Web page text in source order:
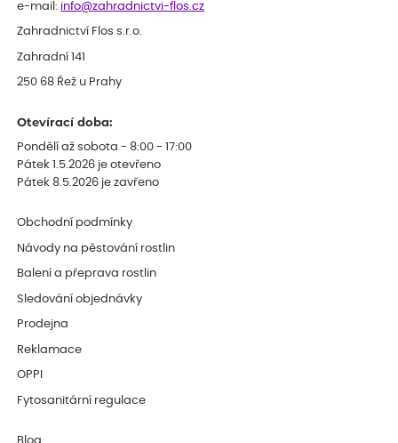
e-mail: info@zahradnictvi-flos.cz
Zahradnictví Flos s.r.o.
Zahradní 141
250 68 Řež u Prahy
Otevírací doba:
Pondělí až sobota - 8:00 - 17:00
Pátek 1.5.2026 je otevřeno
Pátek 8.5.2026 je zavřeno
Obchodní podmínky
Návody na pěstování rostlin
Balení a přeprava rostlin
Sledování objednávky
Prodejna
Reklamace
OPPI
Fytosanitární regulace